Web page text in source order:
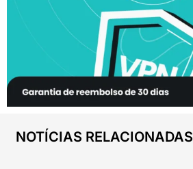
NOTÍCIAS RELACIONADAS